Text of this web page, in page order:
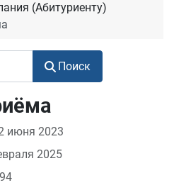
(Абитуриенту)
Поиск
июня 2023
2025